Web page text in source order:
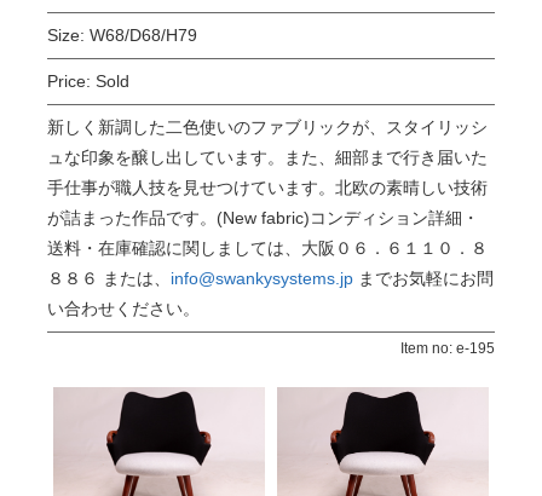
Size: W68/D68/H79
Price: Sold
新しく新調した二色使いのファブリックが、スタイリッシ
ュな印象を醸し出しています。また、細部まで行き届いた
手仕事が職人技を見せつけています。北欧の素晴しい技術
が詰まった作品です。(New fabric)コンディション詳細・
送料・在庫確認に関しましては、大阪０６．６１１０．８
８８６ または、 info@swankysystems.jp までお気軽にお問
い合わせください。
Item no: e-195